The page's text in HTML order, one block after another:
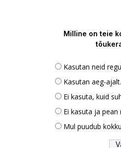
Milline on teie
Kasutan neid
Kasutan aeg-ajalt.
Ei kasuta, kuid
Ei kasuta ja pean
Mul puudub